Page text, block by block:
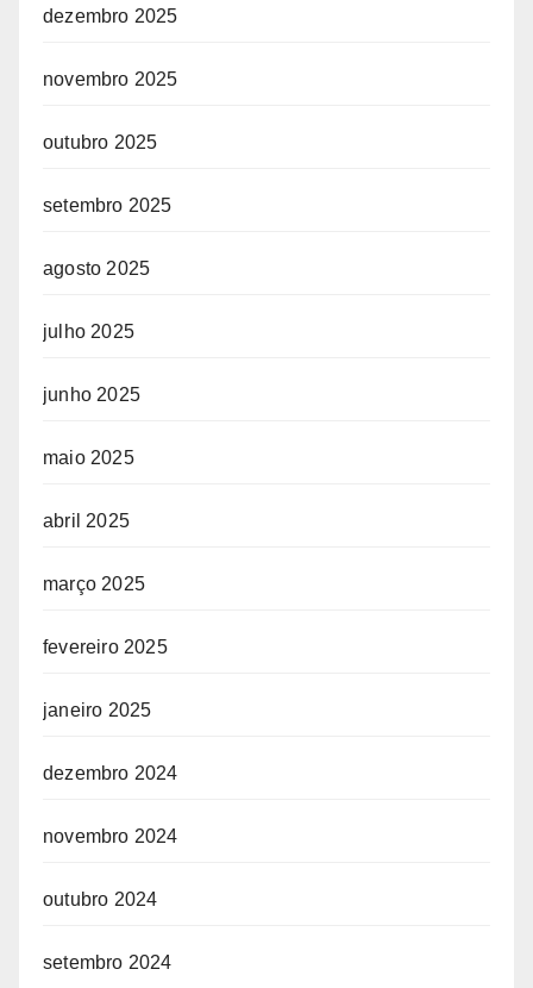
dezembro 2025
novembro 2025
outubro 2025
setembro 2025
agosto 2025
julho 2025
junho 2025
maio 2025
abril 2025
março 2025
fevereiro 2025
janeiro 2025
dezembro 2024
novembro 2024
outubro 2024
setembro 2024